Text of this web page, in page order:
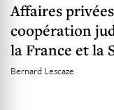
Affaires
coopération
la France et la
Bernard Lescaze